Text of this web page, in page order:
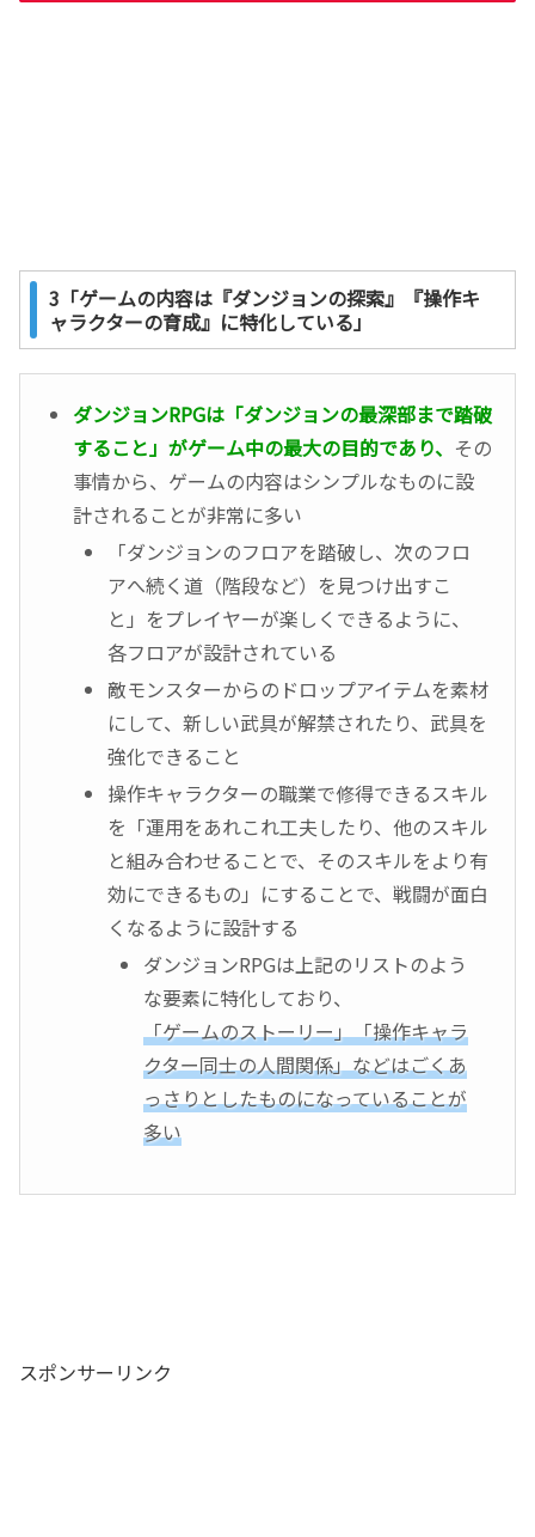
3「ゲームの内容は『ダンジョンの探索』『操作キ
ャラクターの育成』に特化している」
ダンジョンRPGは「ダンジョンの最深部まで踏破
すること」がゲーム中の最大の目的であり、 その
事情から、ゲームの内容はシンプルなものに設
計されることが非常に多い
「ダンジョンのフロアを踏破し、次のフロ
アへ続く道（階段など）を見つけ出すこ
と」をプレイヤーが楽しくできるように、
各フロアが設計されている
敵モンスターからのドロップアイテムを素材
にして、新しい武具が解禁されたり、武具を
強化できること
操作キャラクターの職業で修得できるスキル
を「運用をあれこれ工夫したり、他のスキル
と組み合わせることで、そのスキルをより有
効にできるもの」にすることで、戦闘が面白
くなるように設計する
ダンジョンRPGは上記のリストのよう
な要素に特化しており、
「ゲームのストーリー」「操作キャラ
クター同士の人間関係」などはごくあ
っさりとしたものになっていることが
多い
スポンサーリンク